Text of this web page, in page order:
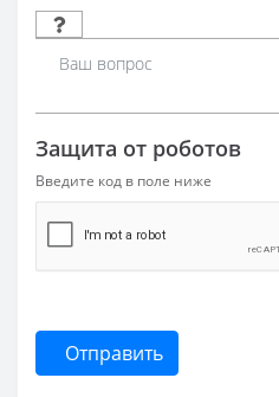
Защита от роботов
Введите код в поле ниже
Отправить